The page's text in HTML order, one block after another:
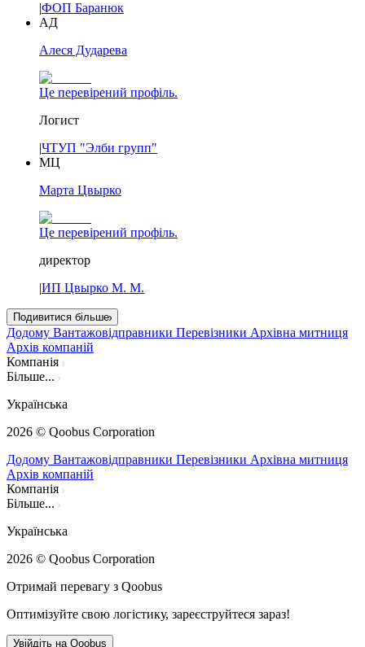
|ФОП Баранюк
АД
Алеся Дударева
Це перевірений профіль.
Логист
|ЧТУП "Элби групп"
МЦ
Марта Цвырко
Це перевірений профіль.
директор
|ИП Цвырко М. М.
Подивитися більше
Додому Вантажовідправники Перевізники Архівна митниця
Архів компаній
Компанія
Більше...
Українська
2026 © Qoobus Corporation
Додому Вантажовідправники Перевізники Архівна митниця
Архів компаній
Компанія
Більше...
Українська
2026 © Qoobus Corporation
Отримай перевагу з Qoobus
Оптимізуйте свою логістику, зареєструйтеся зараз!
Увійдіть на Qoobus